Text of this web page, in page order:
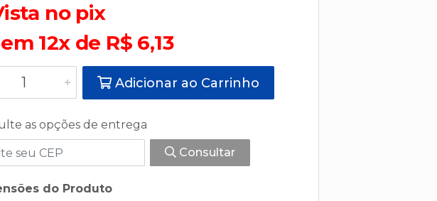
no pix
12x de R$ 6,13
Adicionar ao Carrinho
as opções de entrega
Consultar
do Produto